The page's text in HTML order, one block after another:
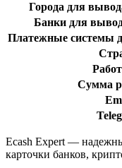
Города для
Банки для
Платежные системы
Сумма
Ecash Expert —
карточки банков,